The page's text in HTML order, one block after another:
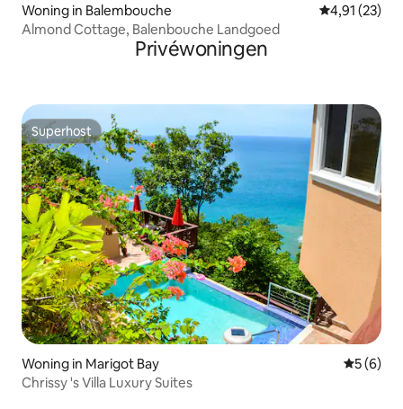
Woning in Balembouche Gemiddelde
4,91 (23)
Almond Cottage, Balenbouche Landgoed
Privéwoningen
Superhost
Superhost
Woning in Marigot Bay
5 (6)
Chrissy 's Villa Luxury Suites